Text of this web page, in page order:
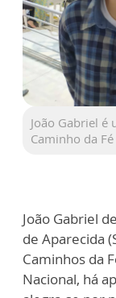
João Gabriel
Caminho da Fé
João Gabriel
de Aparecida
Caminhos da
Nacional, há